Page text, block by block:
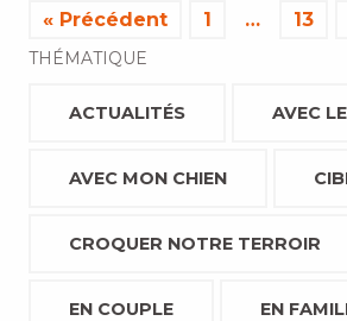
« Précédent 1 … 13
THÉMATIQUE
ACTUALITÉS AVEC
AVEC MON CHIEN
CROQUER NOTRE TERROIR
EN COUPLE EN